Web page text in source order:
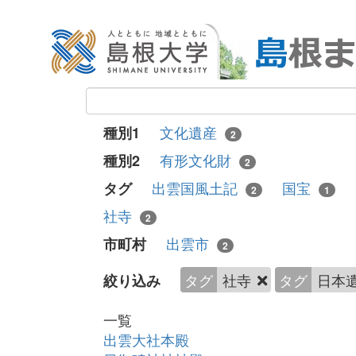
種別1 文化遺産 2
種別2 有形文化財 2
タグ 出雲国風土記 2 国宝 1
社寺
2
市町村 出雲市 2
絞り込み タグ 社寺 タグ 日本
一覧
出雲大社本殿